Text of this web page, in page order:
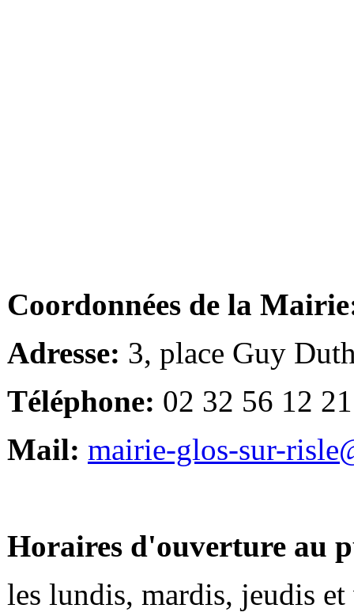
Coordonnées de la
Adresse: 3, place Guy
Téléphone: 02 32 56 12 21
Mail: mairie-glos-sur-
Horaires d'ouverture au
les lundis, mardis, jeudis et